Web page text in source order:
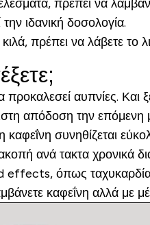
πρέπει να
ιδανική δοσολογία.
πρέπει να λάβετε το
προκαλεσεί αυπνίες.
απόδοση την επόμενη
συνηθίζεται
ανά τακτα χρονικά
effects, όπως
καφεΐνη αλλά με